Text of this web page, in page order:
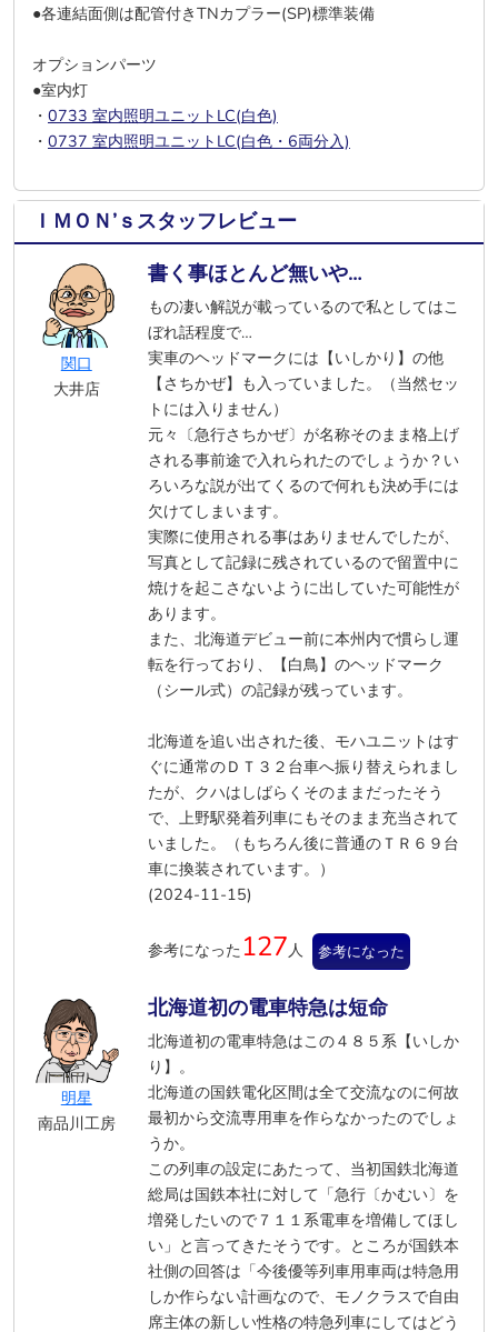
●各連結面側は配管付きTNカプラー(SP)標準装備
オプションパーツ
●室内灯
・ 0733 室内照明ユニットLC(白色)
・ 0737 室内照明ユニットLC(白色・6両分入)
ＩＭＯＮ’ｓスタッフレビュー
関口
大井店
書く事ほとんど無いや…
もの凄い解説が載っているので私としてはこ
ぼれ話程度で…
実車のヘッドマークには【いしかり】の他
【さちかぜ】も入っていました。（当然セッ
トには入りません）
元々〔急行さちかぜ〕が名称そのまま格上げ
される事前途で入れられたのでしょうか？い
ろいろな説が出てくるので何れも決め手には
欠けてしまいます。
実際に使用される事はありませんでしたが、
写真として記録に残されているので留置中に
焼けを起こさないように出していた可能性が
あります。
また、北海道デビュー前に本州内で慣らし運
転を行っており、【白鳥】のヘッドマーク
（シール式）の記録が残っています。
北海道を追い出された後、モハユニットはす
ぐに通常のＤＴ３２台車へ振り替えられまし
たが、クハはしばらくそのままだったそう
で、上野駅発着列車にもそのまま充当されて
いました。（もちろん後に普通のＴＲ６９台
車に換装されています。）
(2024-11-15)
参考になった 127人 参考になった
明星
南品川工房
北海道初の電車特急は短命
北海道初の電車特急はこの４８５系【いしか
り】。
北海道の国鉄電化区間は全て交流なのに何故
最初から交流専用車を作らなかったのでしょ
うか。
この列車の設定にあたって、当初国鉄北海道
総局は国鉄本社に対して「急行〔かむい〕を
増発したいので７１１系電車を増備してほし
い」と言ってきたそうです。ところが国鉄本
社側の回答は「今後優等列車用車両は特急用
しか作らない計画なので、モノクラスで自由
席主体の新しい性格の特急列車にしてはどう